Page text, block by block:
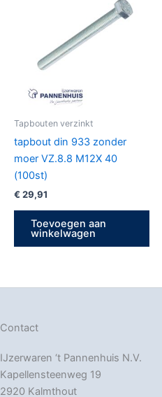
Tapbouten verzinkt
tapbout din 933 zonder
moer VZ.8.8 M12X 40
(100st)
€ 29,91
Toevoegen aan
winkelwagen
Contact
IJzerwaren ‘t Pannenhuis N.V.
Kapellensteenweg 19
2920 Kalmthout